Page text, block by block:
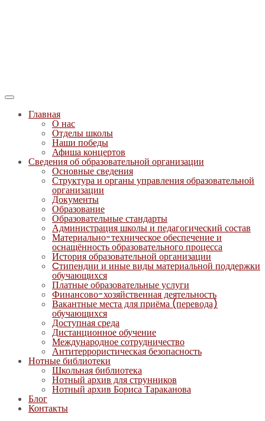
Главная
О нас
Отделы школы
Наши победы
Афиша концертов
Сведения об образовательной организации
Основные сведения
Структура и органы управления образовательной
организации
Документы
Образование
Образовательные стандарты
Администрация школы и педагогический состав
Материально-техническое обеспечение и
оснащённость образовательного процесса
История образовательной организации
Cтипендии и иные виды материальной поддержки
обучающихся
Платные образовательные услуги
Финансово-хозяйственная деятельность
Вакантные места для приёма (перевода)
обучающихся
Доступная среда
Дистанционное обучение
Международное сотрудничество
Антитеррористическая безопасность
Нотные библиотеки
Школьная библиотека
Нотный архив для струнников
Нотный архив Бориса Тараканова
Блог
Контакты